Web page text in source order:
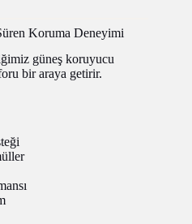
Koruma Deneyimi
güneş koruyucu
bir araya getirir.